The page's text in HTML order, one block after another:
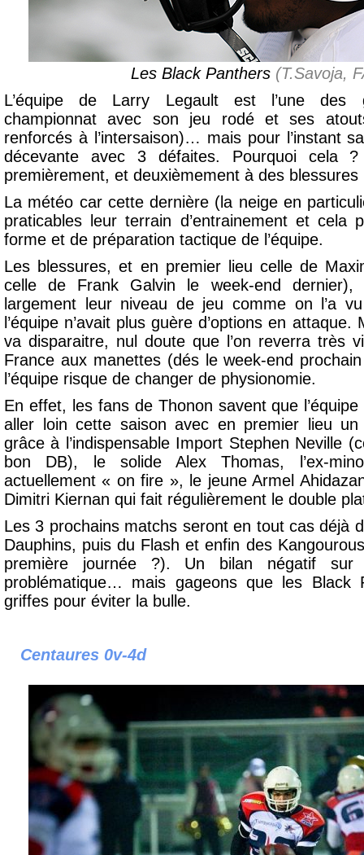
Les Black Panthers (T.Savoja,
L’équipe de Larry Legault est l’une des
championnat avec son jeu rodé et ses
renforcés à l’intersaison)… mais pour l’instant
décevante avec 3 défaites. Pourquoi cela
premièrement, et deuxièmement à des blessures
La météo car cette dernière (la neige en
praticables leur terrain d’entrainement et cela
forme et de préparation tactique de l’équipe.
Les blessures, et en premier lieu celle de
celle de Frank Galvin le week-end dernier),
largement leur niveau de jeu comme on l’a
l’équipe n’avait plus guère d’options en
va disparaitre, nul doute que l’on reverra très
France aux manettes (dés le week-end
l’équipe risque de changer de physionomie.
En effet, les fans de Thonon savent que
aller loin cette saison avec en premier lieu
grâce à l’indispensable Import Stephen Neville
bon DB), le solide Alex Thomas, l’ex-
actuellement « on fire », le jeune Armel
Dimitri Kiernan qui fait régulièrement le double
Les 3 prochains matchs seront en tout cas déjà
Dauphins, puis du Flash et enfin des
première journée ?). Un bilan négatif
problématique… mais gageons que les Black
griffes pour éviter la bulle.
Centaures 0v-4d